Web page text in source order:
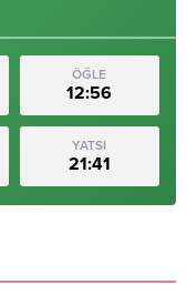
ÖĞLE
12:56
YATSI
21:41